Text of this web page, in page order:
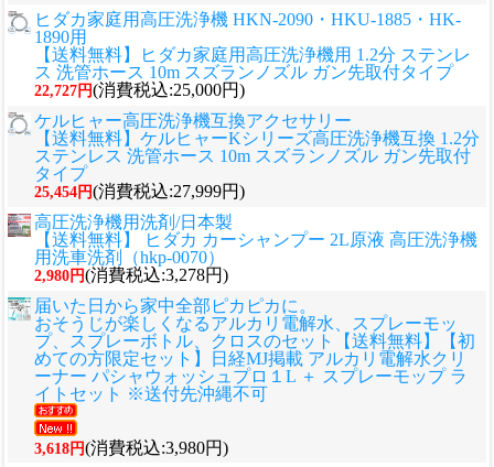
ヒダカ家庭用高圧洗浄機 HKN-2090・HKU-1885・HK-
1890用
【送料無料】ヒダカ家庭用高圧洗浄機用 1.2分 ステンレ
ス 洗管ホース 10m スズランノズル ガン先取付タイプ
22,727円(消費税込:25,000円)
ケルヒャー高圧洗浄機互換アクセサリー
【送料無料】ケルヒャーKシリーズ高圧洗浄機互換 1.2分
ステンレス 洗管ホース 10m スズランノズル ガン先取付
タイプ
25,454円(消費税込:27,999円)
高圧洗浄機用洗剤/日本製
【送料無料】 ヒダカ カーシャンプー 2L原液 高圧洗浄機
用洗車洗剤（hkp-0070）
2,980円(消費税込:3,278円)
届いた日から家中全部ピカピカに。
おそうじが楽しくなるアルカリ電解水、スプレーモッ
プ、スプレーボトル、クロスのセット
【送料無料】【初
めての方限定セット】日経MJ掲載 アルカリ電解水クリ
ーナー パシャウォッシュプロ１L ＋ スプレーモップ ラ
イトセット ※送付先沖縄不可
3,618円(消費税込:3,980円)